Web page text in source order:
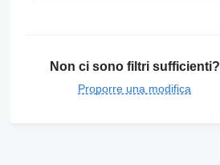
Non ci sono filtri sufficienti?
Proporre una modifica